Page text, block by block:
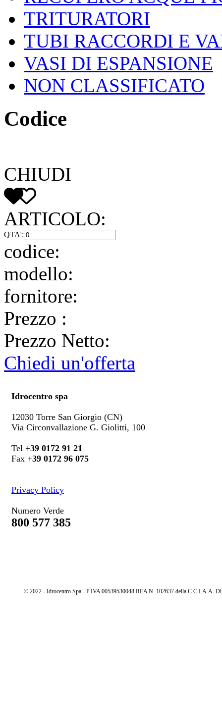
TRITURATORI
TUBI RACCORDI E
VASI DI ESPANSIONE
NON CLASSIFICATO
Codice
CHIUDI
ARTICOLO:
QTA':
codice:
modello:
fornitore:
Prezzo :
Prezzo Netto:
Chiedi un'offerta
Idrocentro spa
12030 Torre San Giorgio (CN)
Via Circonvallazione G. Giolitti, 100
Tel +39 0172 91 21
Fax +39 0172 96 075
Privacy Policy
Numero Verde
800 577 385
© 2022 - Idrocentro Spa - P.IVA 00539530048 REA N. 102637 della C.C.I.A.A.